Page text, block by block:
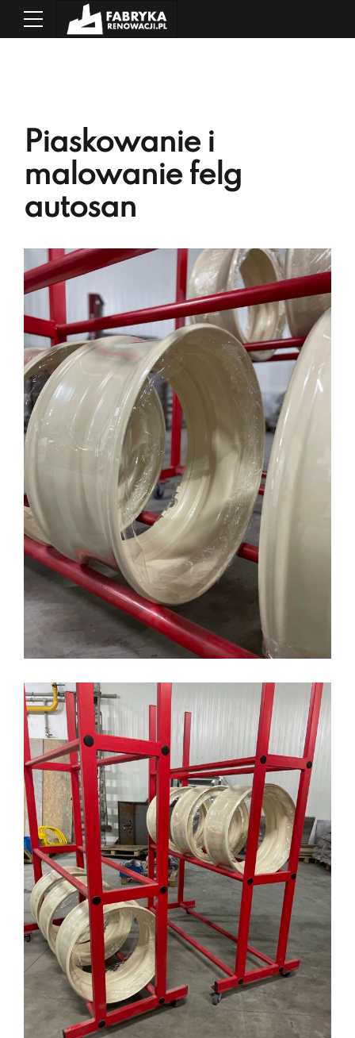
Piaskowanie i
malowanie felg
autosan